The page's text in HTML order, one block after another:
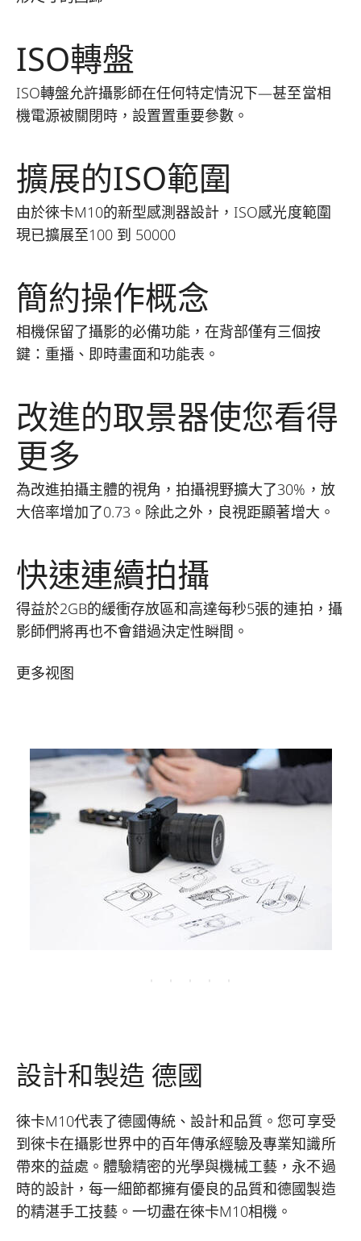
ISO轉盤
ISO轉盤允許攝影師在任何特定情況下—甚至當相
機電源被關閉時，設置置重要參數。
擴展的ISO範圍
由於徠卡M10的新型感測器設計，ISO感光度範圍
現已擴展至100 到 50000
簡約操作概念
相機保留了攝影的必備功能，在背部僅有三個按
鍵：重播、即時畫面和功能表。
改進的取景器使您看得
更多
為改進拍攝主體的視角，拍攝視野擴大了30%，放
大倍率增加了0.73。除此之外，良視距顯著增大。
快速連續拍攝
得益於2GB的緩衝存放區和高達每秒5張的連拍，攝
影師們將再也不會錯過決定性瞬間。
更多视图
設計和製造 德國
徠卡M10代表了德國傳統、設計和品質。您可享受
到徠卡在攝影世界中的百年傳承經驗及專業知識所
帶來的益處。體驗精密的光學與機械工藝，永不過
時的設計，每一細節都擁有優良的品質和德國製造
的精湛手工技藝。一切盡在徠卡M10相機。